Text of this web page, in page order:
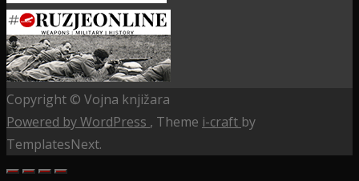
Copyright © Vojna knjižara
Powered by WordPress , Theme i-craft by
TemplatesNext.